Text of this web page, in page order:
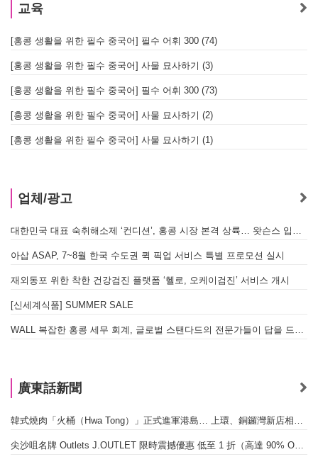
교육
[홍콩 생활을 위한 필수 중국어] 필수 어휘 300 (74)
[홍콩 생활을 위한 필수 중국어] 사물 묘사하기 (3)
[홍콩 생활을 위한 필수 중국어] 필수 어휘 300 (73)
[홍콩 생활을 위한 필수 중국어] 사물 묘사하기 (2)
[홍콩 생활을 위한 필수 중국어] 사물 묘사하기 (1)
업체/광고
대한민국 대표 숙취해소제 ‘컨디션’, 홍콩 시장 본격 상륙… 왓슨스 입점 기념 할인 행사 진행
아삽 ASAP, 7~8월 한국 수도권 퀵 픽업 서비스 특별 프로모션 실시
재외동포 위한 착한 건강검진 플랫폼 ‘헬로, 오케이검진’ 서비스 개시
[신세계식품] SUMMER SALE
WALL 복잡한 홍콩 세무 회계, 글로벌 스탠다드의 전문가들이 답을 드립니다! - 법인설립, 회계, 감사
廣東話新聞
韓式燒肉「火桶（Hwa Tong）」正式進軍港島… 上環、銅鑼灣新店相繼開幕
尖沙咀名牌 Outlets J.OUTLET 限時震撼優惠 低至 1 折（高達 90% OFF）